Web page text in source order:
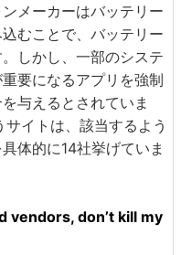
メーカーはバッテリー
むことで、バッテリー
しかし、一部のシステ
要になるアプリを強制
与えるとされていま
サイトは、該当するよう
体的に14社挙げていま
vendors, don’t kill my